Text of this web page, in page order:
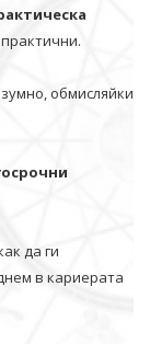
обмисляйки
да ги
в кариерата